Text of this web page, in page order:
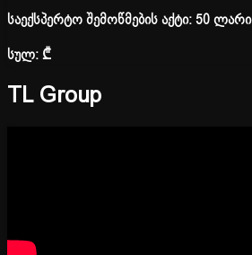
საექსპერტო შემოწმების აქტი: 50 ლარი
სულ:₾
TL Group